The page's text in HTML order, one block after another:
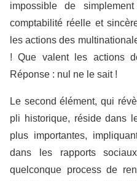
impossible de
comptabilité réelle et
les actions des
! Que valent les actions
Réponse : nul ne le sait !
Le second élément, qui
pli historique, réside dans
plus importantes,
dans les rapports
quelconque process de